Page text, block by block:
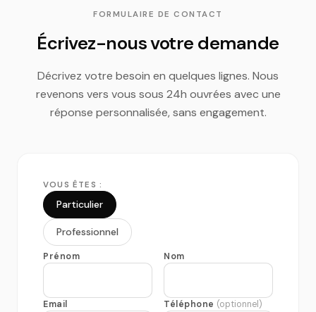
FORMULAIRE DE CONTACT
Écrivez-nous votre demande
Décrivez votre besoin en quelques lignes. Nous
revenons vers vous sous 24h ouvrées avec une
réponse personnalisée, sans engagement.
VOUS ÊTES :
Particulier
Professionnel
Prénom Nom
Email Téléphone (optionnel)